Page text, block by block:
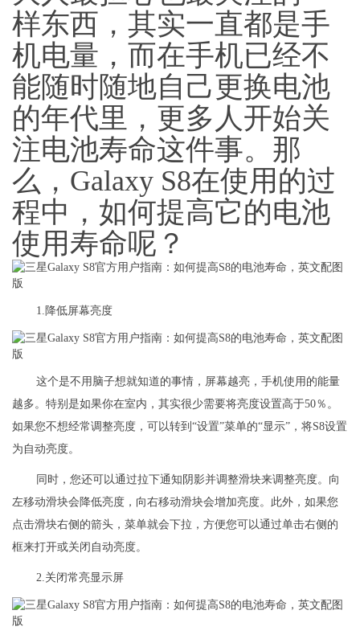
样东西，其实一直都是手
机电量，而在手机已经不
能随时随地自己更换电池
的年代里，更多人开始关
注电池寿命这件事。那
么，Galaxy S8在使用的过
程中，如何提高它的电池
使用寿命呢？
1.降低屏幕亮度
这个是不用脑子想就知道的事情，屏幕越亮，手机使用的能量
越多。特别是如果你在室内，其实很少需要将亮度设置高于50％。
如果您不想经常调整亮度，可以转到“设置”菜单的“显示”，将S8设置
为自动亮度。
同时，您还可以通过拉下通知阴影并调整滑块来调整亮度。向
左移动滑块会降低亮度，向右移动滑块会增加亮度。此外，如果您
点击滑块右侧的箭头，菜单就会下拉，方便您可以通过单击右侧的
框来打开或关闭自动亮度。
2.关闭常亮显示屏